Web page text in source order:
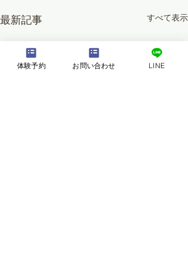
最新記事 すべて表示
体験予約 お問い合わせ LINE